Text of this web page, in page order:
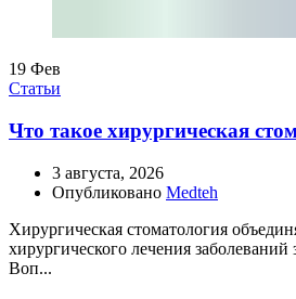
19 Фев
Статьи
Что такое хирургическая
3 августа, 2026
Опубликовано Medteh
Хирургическая стоматология
хирургического лечения заболеваний
Воп...